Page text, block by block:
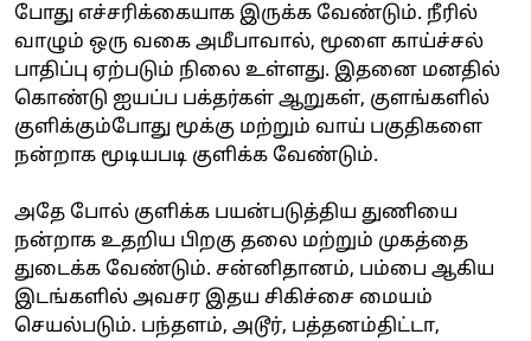
போது எச்சரிக்கையாக இருக்க வேண்டும். நீரில்
வாழும் ஒரு வகை அமீபாவால், மூளை காய்ச்சல்
பாதிப்பு ஏற்படும் நிலை உள்ளது. இதனை மனதில்
கொண்டு ஐயப்ப பக்தர்கள் ஆறுகள், குளங்களில்
குளிக்கும்போது மூக்கு மற்றும் வாய் பகுதிகளை
நன்றாக மூடியபடி குளிக்க வேண்டும்.
அதே போல் குளிக்க பயன்படுத்திய துணியை
நன்றாக உதறிய பிறகு தலை மற்றும் முகத்தை
துடைக்க வேண்டும். சன்னிதானம், பம்பை ஆகிய
இடங்களில் அவசர இதய சிகிச்சை மையம்
செயல்படும். பந்தளம், அடூர், பத்தனம்திட்டா,